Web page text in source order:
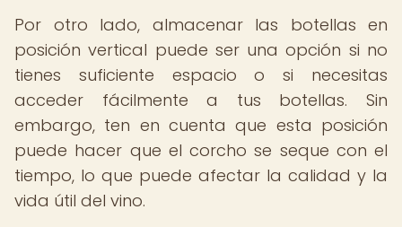
Por otro lado, almacenar las botellas en
posición vertical puede ser una opción si no
tienes suficiente espacio o si necesitas
acceder fácilmente a tus botellas. Sin
embargo, ten en cuenta que esta posición
puede hacer que el corcho se seque con el
tiempo, lo que puede afectar la calidad y la
vida útil del vino.